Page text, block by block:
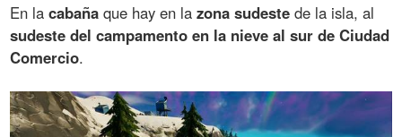
En lacabaña que hay en lazona sudeste de la isla, al
sudeste del campamento en la nieve al sur de Ciudad
Comercio.